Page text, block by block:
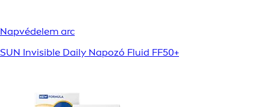
Napvédelem arc
SUN Invisible Daily Napozó Fluid FF50+